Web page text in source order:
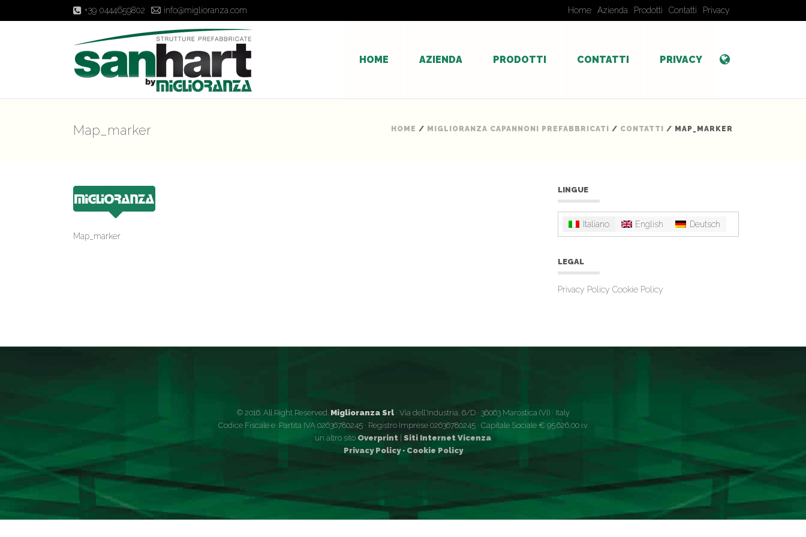
+39 0444659802 info@miglioranza.com Home Azienda Prodotti Contatti Privacy
HOME AZIENDA PRODOTTI CONTATTI PRIVACY
Map_marker HOME / MIGLIORANZA CAPANNONI PREFABBRICATI / CONTATTI / MAP_MARKER
Map_marker
LINGUE
Italiano English Deutsch
LEGAL
Privacy Policy Cookie Policy
© 2016. All Right Reserved. Miglioranza Srl· Via dell'Industria, 6/D · 36063 Marostica (VI) · Italy
Codice Fiscale e Partita IVA 02636780245 · Registro Imprese 02636780245 · Capitale Sociale € 95.626,00 i.v.
un altro sito Overprint Siti Internet Vicenza
Privacy Policy · Cookie Policy